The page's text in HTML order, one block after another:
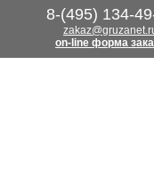
8-(495) 134-
on-line форма